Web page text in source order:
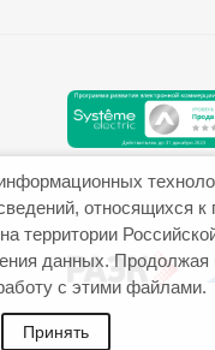
относящихся
территории
данных. Продолжая
с этими файлами.
Принять